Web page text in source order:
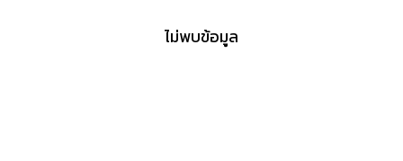
ไม่พบข้อมูล